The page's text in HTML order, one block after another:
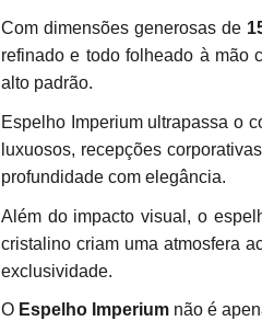
Com dimensões generosas de
refinado e todo folheado à mão
alto padrão.
Espelho Imperium ultrapassa o
luxuosos, recepções
profundidade com elegância.
Além do impacto visual, o
cristalino criam uma atmosfera
exclusividade.
O Espelho Imperium não é